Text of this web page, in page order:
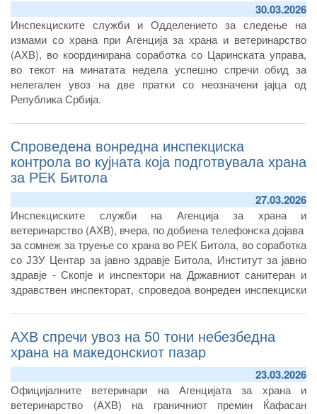
30.03.2026
Инспекциските служби и Одделението за следење на
измами со храна при Агенција за храна и ветеринарство
(АХВ), во координирана соработка со Царинската управа,
во текот на минатата недела успешно спречи обид за
нелегален увоз на две пратки со неозначени јајца од
Република Србија.
Спроведена вонредна инспекциска
контрола во кујната која подготвувала храна
за РЕК Битола
27.03.2026
Инспекциските служби на Агенција за храна и
ветеринарство (АХВ), вчера, по добиена телефонска дојава
за сомнеж за труење со храна во РЕК Битола, во соработка
со ЈЗУ Центар за јавно здравје Битола, Институт за јавно
здравје - Скопје и инспектори на Државниот санитеран и
здравствен инспекторат, спроведоа вонреден инспекциски
храна на РЕК Битола. Во координирана акција, земени се
мостри од храна и брисеви од работни површини, раце и
нос на затекнати вработени лица во кујната.
АХВ спречи увоз на 50 тони небезбедна
храна на македонскиот пазар
23.03.2026
Официјалните ветеринари на Агенцијата за храна и
ветеринарство (АХВ) на граничниот премин Ќафасан